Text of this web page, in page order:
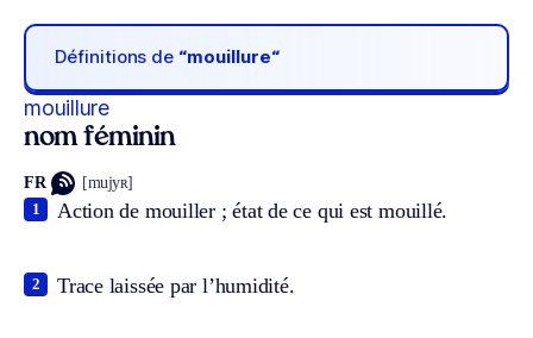
Définitions de “mouillure“
mouillure
nom féminin
FR [mujyʀ]
Action de mouiller ; état de ce qui est mouillé.
1
Trace laissée par l’humidité.
2